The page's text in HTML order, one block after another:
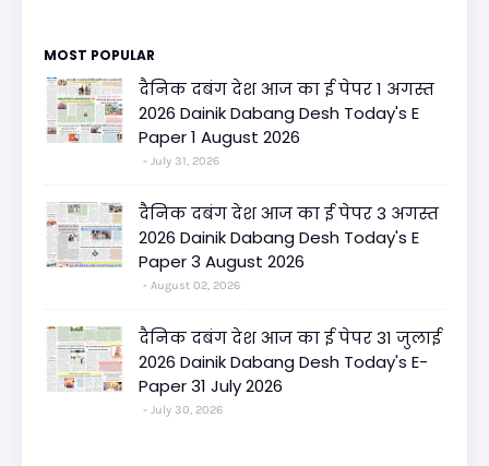
MOST POPULAR
दैनिक दबंग देश आज का ई पेपर 1 अगस्त
2026 Dainik Dabang Desh Today's E
Paper 1 August 2026
July 31, 2026
दैनिक दबंग देश आज का ई पेपर 3 अगस्त
2026 Dainik Dabang Desh Today's E
Paper 3 August 2026
August 02, 2026
दैनिक दबंग देश आज का ई पेपर 31 जुलाई
2026 Dainik Dabang Desh Today's E-
Paper 31 July 2026
July 30, 2026